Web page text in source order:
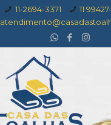
11-2694-3371
11